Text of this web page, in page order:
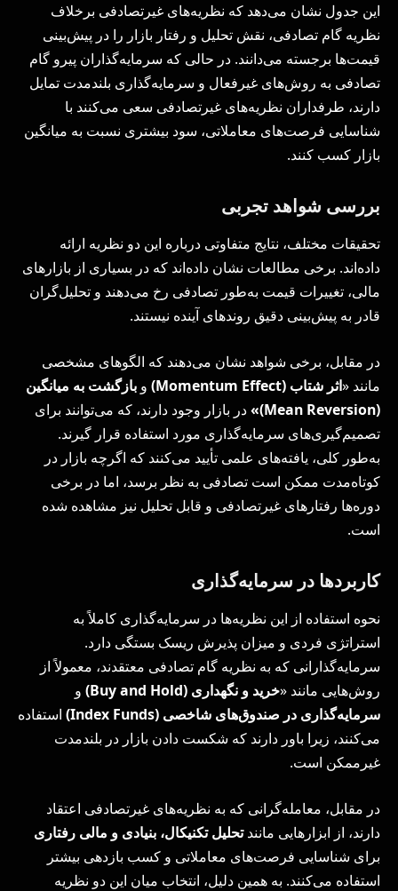
این جدول نشان می‌دهد که نظریه‌های غیرتصادفی برخلاف
نظریه گام تصادفی، نقش تحلیل و رفتار بازار را در پیش‌بینی
قیمت‌ها برجسته می‌دانند. در حالی که سرمایه‌گذاران پیرو گام
تصادفی به روش‌های غیرفعال و سرمایه‌گذاری بلندمدت تمایل
دارند، طرفداران نظریه‌های غیرتصادفی سعی می‌کنند با
شناسایی فرصت‌های معاملاتی، سود بیشتری نسبت به میانگین
بازار کسب کنند.
بررسی شواهد تجربی
تحقیقات مختلف، نتایج متفاوتی درباره این دو نظریه ارائه
داده‌اند. برخی مطالعات نشان داده‌اند که در بسیاری از بازارهای
مالی، تغییرات قیمت به‌طور تصادفی رخ می‌دهند و تحلیل‌گران
قادر به پیش‌بینی دقیق روندهای آینده نیستند.
در مقابل، برخی شواهد نشان می‌دهند که الگوهای مشخصی
مانند «اثر شتاب (Momentum Effect
) و بازگشت به میانگین
(
Mean Reversion
)»در بازار وجود دارند، که می‌توانند برای
تصمیم‌گیری‌های سرمایه‌گذاری مورد استفاده قرار گیرند.
به‌طور کلی، یافته‌های علمی تأیید می‌کنند که اگرچه بازار در
کوتاه‌مدت ممکن است تصادفی به نظر برسد، اما در برخی
دوره‌ها رفتارهای غیرتصادفی و قابل تحلیل نیز مشاهده شده
است.
کاربردها در سرمایه‌گذاری
نحوه استفاده از این نظریه‌ها در سرمایه‌گذاری کاملاً به
استراتژی فردی و میزان پذیرش ریسک بستگی دارد.
سرمایه‌گذارانی که به نظریه گام تصادفی معتقدند، معمولاً از
روش‌هایی مانند «خرید و نگهداری (Buy and Hold
) و
سرمایه‌گذاری در صندوق‌های شاخصی (Index Funds
) استفاده
می‌کنند، زیرا باور دارند که شکست دادن بازار در بلندمدت
غیرممکن است.
در مقابل، معامله‌گرانی که به نظریه‌های غیرتصادفی اعتقاد
دارند، از ابزارهایی مانندتحلیل تکنیکال، بنیادی و مالی رفتاری
برای شناسایی فرصت‌های معاملاتی و کسب بازدهی بیشتر
استفاده می‌کنند. به همین دلیل، انتخاب میان این دو نظریه